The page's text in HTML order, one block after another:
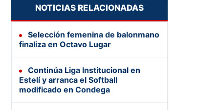
NOTICIAS RELACIONADAS
Selección femenina de balonmano
finaliza en Octavo Lugar
Continúa Liga Institucional en
Estelí y arranca el Softball
modificado en Condega